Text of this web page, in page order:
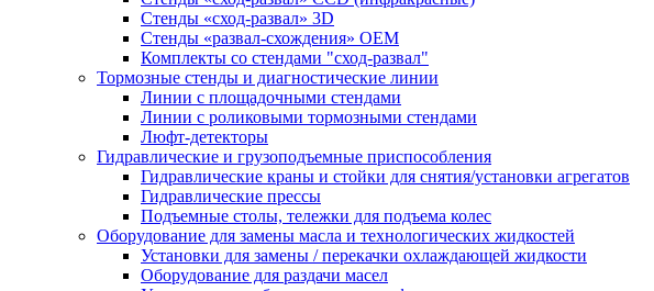
Стенды «сход-развал» 3D
Стенды «развал-схождения» ОЕМ
Комплекты со стендами "сход-развал"
Тормозные стенды и диагностические линии
Линии с площадочными стендами
Линии с роликовыми тормозными стендами
Люфт-детекторы
Гидравлические и грузоподъемные приспособления
Гидравлические краны и стойки для снятия/установки агрегатов
Гидравлические прессы
Подъемные столы, тележки для подъема колес
Оборудование для замены масла и технологических жидкостей
Установки для замены / перекачки охлаждающей жидкости
Оборудование для раздачи масел